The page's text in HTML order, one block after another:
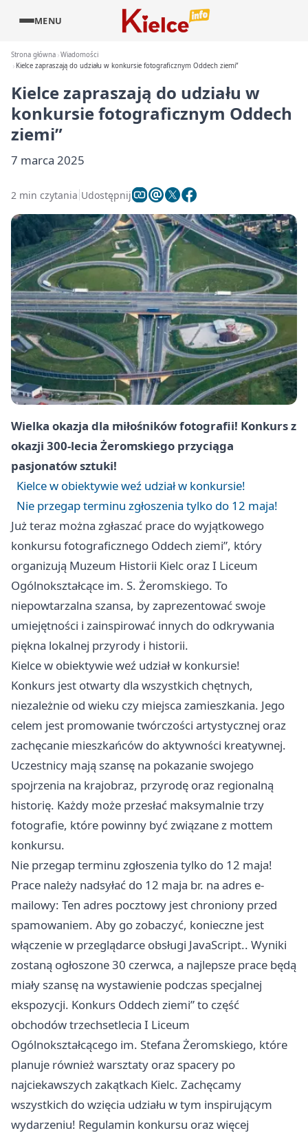
MENU
Strona główna Wiadomości
Kielce zapraszają do udziału w konkursie fotograficznym Oddech ziemi”
Kielce zapraszają do udziału w
konkursie fotograficznym Oddech
ziemi”
7 marca 2025
2 min czytania Udostępnij
Wielka okazja dla miłośników fotografii! Konkurs z
okazji 300-lecia Żeromskiego przyciąga
pasjonatów sztuki!
Kielce w obiektywie weź udział w konkursie!
Nie przegap terminu zgłoszenia tylko do 12 maja!
Już teraz można zgłaszać prace do wyjątkowego
konkursu fotograficznego Oddech ziemi”, który
organizują Muzeum Historii Kielc oraz I Liceum
Ogólnokształcące im. S. Żeromskiego. To
niepowtarzalna szansa, by zaprezentować swoje
umiejętności i zainspirować innych do odkrywania
piękna lokalnej przyrody i historii.
Kielce w obiektywie weź udział w konkursie!
Konkurs jest otwarty dla wszystkich chętnych,
niezależnie od wieku czy miejsca zamieszkania. Jego
celem jest promowanie twórczości artystycznej oraz
zachęcanie mieszkańców do aktywności kreatywnej.
Uczestnicy mają szansę na pokazanie swojego
spojrzenia na krajobraz, przyrodę oraz regionalną
historię. Każdy może przesłać maksymalnie trzy
fotografie, które powinny być związane z mottem
konkursu.
Nie przegap terminu zgłoszenia tylko do 12 maja!
Prace należy nadsyłać do 12 maja br. na adres e-
mailowy: Ten adres pocztowy jest chroniony przed
spamowaniem. Aby go zobaczyć, konieczne jest
włączenie w przeglądarce obsługi JavaScript.. Wyniki
zostaną ogłoszone 30 czerwca, a najlepsze prace będą
miały szansę na wystawienie podczas specjalnej
ekspozycji. Konkurs Oddech ziemi” to część
obchodów trzechsetlecia I Liceum
Ogólnokształcącego im. Stefana Żeromskiego, które
planuje również warsztaty oraz spacery po
najciekawszych zakątkach Kielc. Zachęcamy
wszystkich do wzięcia udziału w tym inspirującym
wydarzeniu! Regulamin konkursu oraz więcej